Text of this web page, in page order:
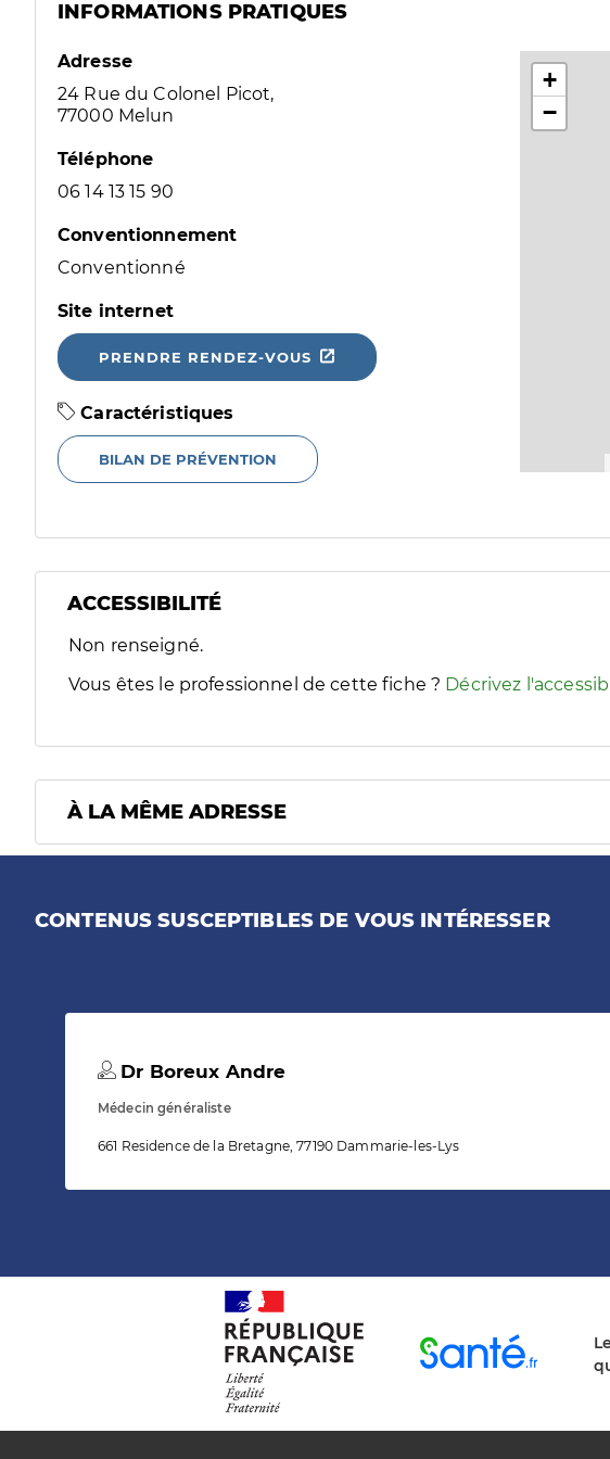
INFORMATIONS PRATIQUES
Adresse
24 Rue du Colonel Picot,
77000 Melun
Téléphone
06 14 13 15 90
Conventionnement
Conventionné
Site internet
PRENDRE RENDEZ-VOUS
Caractéristiques
BILAN DE PRÉVENTION
+
−
ACCESSIBILITÉ
Filtres
Sélectionnez un ou plusieurs handicaps/besoins spécifiques pour afficher
Non renseigné.
Vous êtes le professionnel de cette fiche ? Décrivez
À LA MÊME ADRESSE
CONTENUS SUSCEPTIBLES DE VOUS INTÉRESSER
Dr Boreux Andre
Médecin généraliste
661 Residence de la Bretagne, 77190 Dammarie-les-Lys